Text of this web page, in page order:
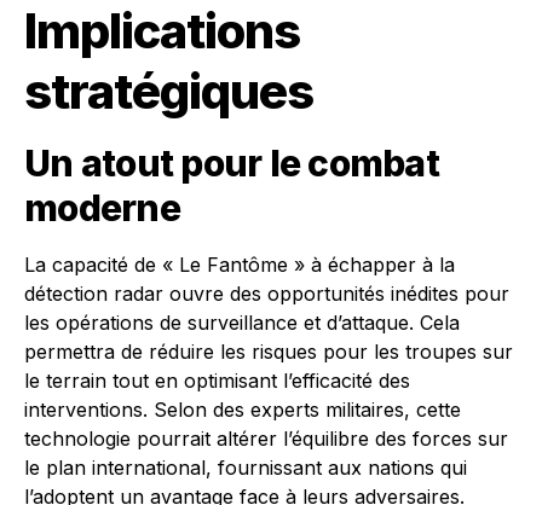
Implications
stratégiques
Un atout pour le combat
moderne
La capacité de « Le Fantôme » à échapper à la
détection radar ouvre des opportunités inédites pour
les opérations de surveillance et d’attaque. Cela
permettra de réduire les risques pour les troupes sur
le terrain tout en optimisant l’efficacité des
interventions. Selon des experts militaires, cette
technologie pourrait altérer l’équilibre des forces sur
le plan international, fournissant aux nations qui
l’adoptent un avantage face à leurs adversaires.